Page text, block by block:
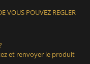
VOUS POUVEZ REGLER
et renvoyer le produit